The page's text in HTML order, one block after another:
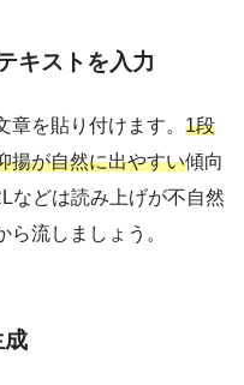
キストを入力
を貼り付けます。 1段
揚が自然に出やすい傾向
などは読み上げが不自然
流しましょう。
成